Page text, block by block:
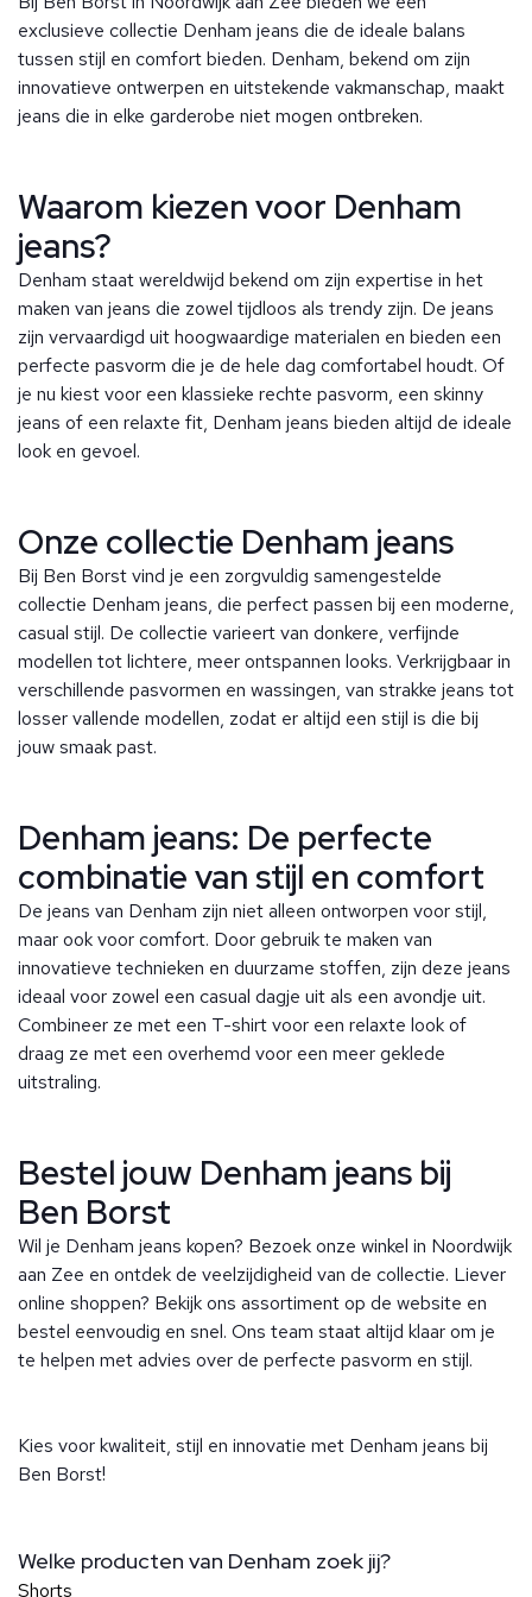
exclusieve collectie Denham jeans die de ideale balans
tussen stijl en comfort bieden. Denham, bekend om zijn
innovatieve ontwerpen en uitstekende vakmanschap, maakt
jeans die in elke garderobe niet mogen ontbreken.
Waarom kiezen voor Denham
jeans?
Denham staat wereldwijd bekend om zijn expertise in het
maken van jeans die zowel tijdloos als trendy zijn. De jeans
zijn vervaardigd uit hoogwaardige materialen en bieden een
perfecte pasvorm die je de hele dag comfortabel houdt. Of
je nu kiest voor een klassieke rechte pasvorm, een skinny
jeans of een relaxte fit, Denham jeans bieden altijd de ideale
look en gevoel.
Onze collectie Denham jeans
Bij Ben Borst vind je een zorgvuldig samengestelde
collectie Denham jeans, die perfect passen bij een moderne,
casual stijl. De collectie varieert van donkere, verfijnde
modellen tot lichtere, meer ontspannen looks. Verkrijgbaar in
verschillende pasvormen en wassingen, van strakke jeans tot
losser vallende modellen, zodat er altijd een stijl is die bij
jouw smaak past.
Denham jeans: De perfecte
combinatie van stijl en comfort
De jeans van Denham zijn niet alleen ontworpen voor stijl,
maar ook voor comfort. Door gebruik te maken van
innovatieve technieken en duurzame stoffen, zijn deze jeans
ideaal voor zowel een casual dagje uit als een avondje uit.
Combineer ze met een T-shirt voor een relaxte look of
draag ze met een overhemd voor een meer geklede
uitstraling.
Bestel jouw Denham jeans bij
Ben Borst
Wil je Denham jeans kopen? Bezoek onze winkel in Noordwijk
aan Zee en ontdek de veelzijdigheid van de collectie. Liever
online shoppen? Bekijk ons assortiment op de website en
bestel eenvoudig en snel. Ons team staat altijd klaar om je
te helpen met advies over de perfecte pasvorm en stijl.
Kies voor kwaliteit, stijl en innovatie met Denham jeans bij
Ben Borst!
Welke producten van Denham zoek jij?
Shorts